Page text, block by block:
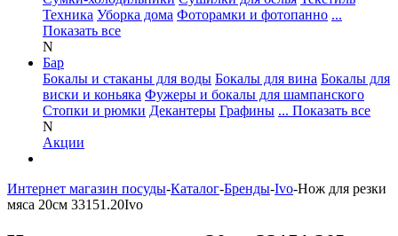
Техника Уборка дома Фоторамки и фотопанно ...
Показать все
N
Бар
Бокалы и стаканы для воды Бокалы для вина Бокалы для
виски и коньяка Фужеры и бокалы для шампанского
Стопки и рюмки Декантеры Графины ... Показать все
N
Акции
Интернет магазин посуды-Каталог-Бренды-Ivo-Нож для резки
мяса 20см 33151.20Ivo